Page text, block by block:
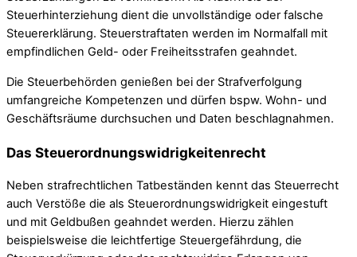
Steuerhinterziehung dient die unvollständige oder falsche
Steuererklärung. Steuerstraftaten werden im Normalfall mit
empfindlichen Geld- oder Freiheitsstrafen geahndet.
Die Steuerbehörden genießen bei der Strafverfolgung
umfangreiche Kompetenzen und dürfen bspw. Wohn- und
Geschäftsräume durchsuchen und Daten beschlagnahmen.
Das Steuerordnungswidrigkeitenrecht
Neben strafrechtlichen Tatbeständen kennt das Steuerrecht
auch Verstöße die als Steuerordnungswidrigkeit eingestuft
und mit Geldbußen geahndet werden. Hierzu zählen
beispielsweise die leichtfertige Steuergefährdung, die